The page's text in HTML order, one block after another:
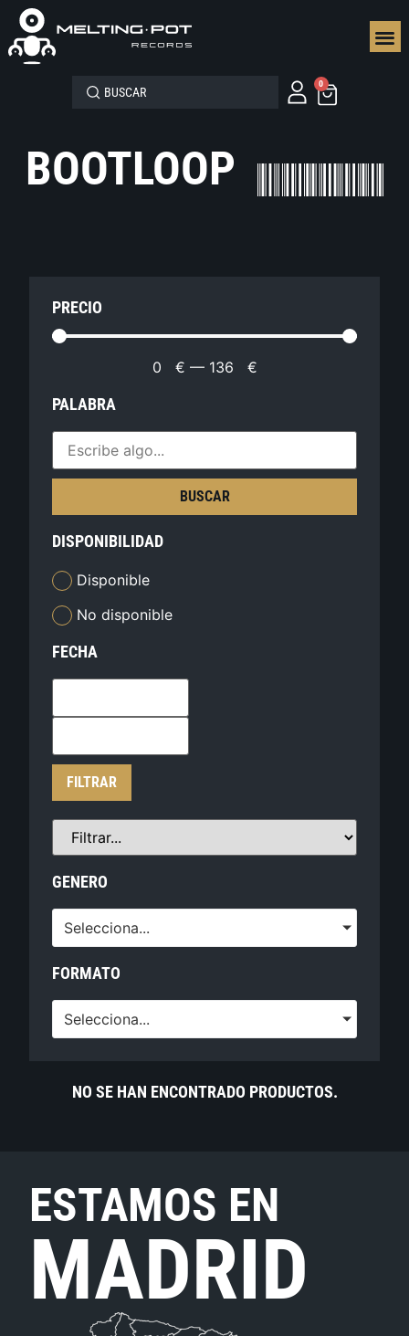
0
BOOTLOOP
PRECIO
0 € — 136 €
PALABRA
BUSCAR
DISPONIBILIDAD
Disponible
No disponible
FECHA
FILTRAR
GENERO
Selecciona...
FORMATO
Selecciona...
NO SE HAN ENCONTRADO PRODUCTOS.
ESTAMOS EN
MADRID